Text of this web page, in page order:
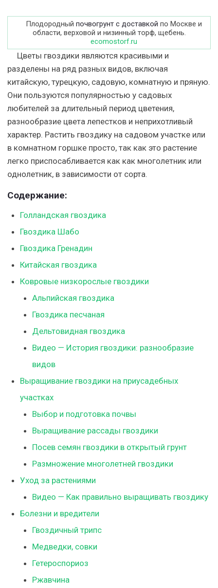
Плодородный почвогрунт с доставкой по Москве и
области, верховой и низинный торф, щебень.
ecomostorf.ru
Цветы гвоздики являются красивыми и
разделены на ряд разных видов, включая
китайскую, турецкую, садовую, комнатную и пряную.
Они пользуются популярностью у садовых
любителей за длительный период цветения,
разнообразие цвета лепестков и неприхотливый
характер. Растить гвоздику на садовом участке или
в комнатном горшке просто, так как это растение
легко приспосабливается как как многолетник или
однолетник, в зависимости от сорта.
Содержание:
Голландская гвоздика
Гвоздика Шабо
Гвоздика Гренадин
Китайская гвоздика
Ковровые низкорослые гвоздики
Альпийская гвоздика
Гвоздика песчаная
Дельтовидная гвоздика
Видео — История гвоздики: разнообразие
видов
Выращивание гвоздики на приусадебных
участках
Выбор и подготовка почвы
Выращивание рассады гвоздики
Посев семян гвоздики в открытый грунт
Размножение многолетней гвоздики
Уход за растениями
Видео — Как правильно выращивать гвоздику
Болезни и вредители
Гвоздичный трипс
Медведки, совки
Гетероспориоз
Ржавчина